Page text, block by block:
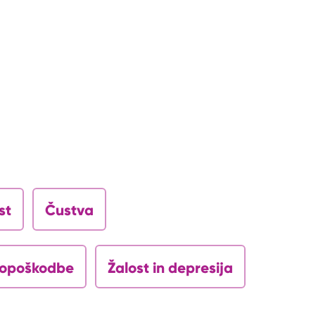
Čustva
Žalost in depresija